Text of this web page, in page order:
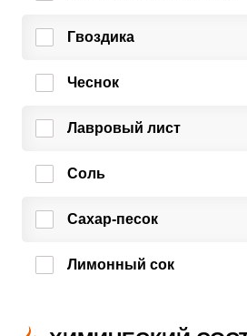
Гвоздика
Чеснок
Лавровый лист
Соль
Сахар-песок
Лимонный сок